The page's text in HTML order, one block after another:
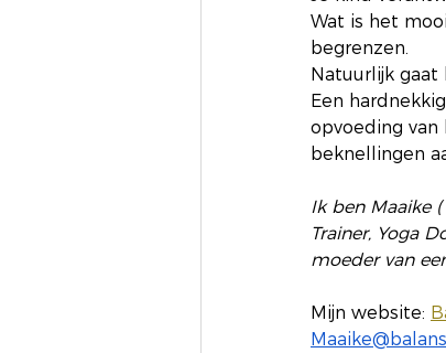
Wat is het
begrenzen.
Natuurlijk gaat
Een
opvoeding van
beknellingen
Ik ben Maaike
Trainer, Yoga
moeder van
Mijn website: